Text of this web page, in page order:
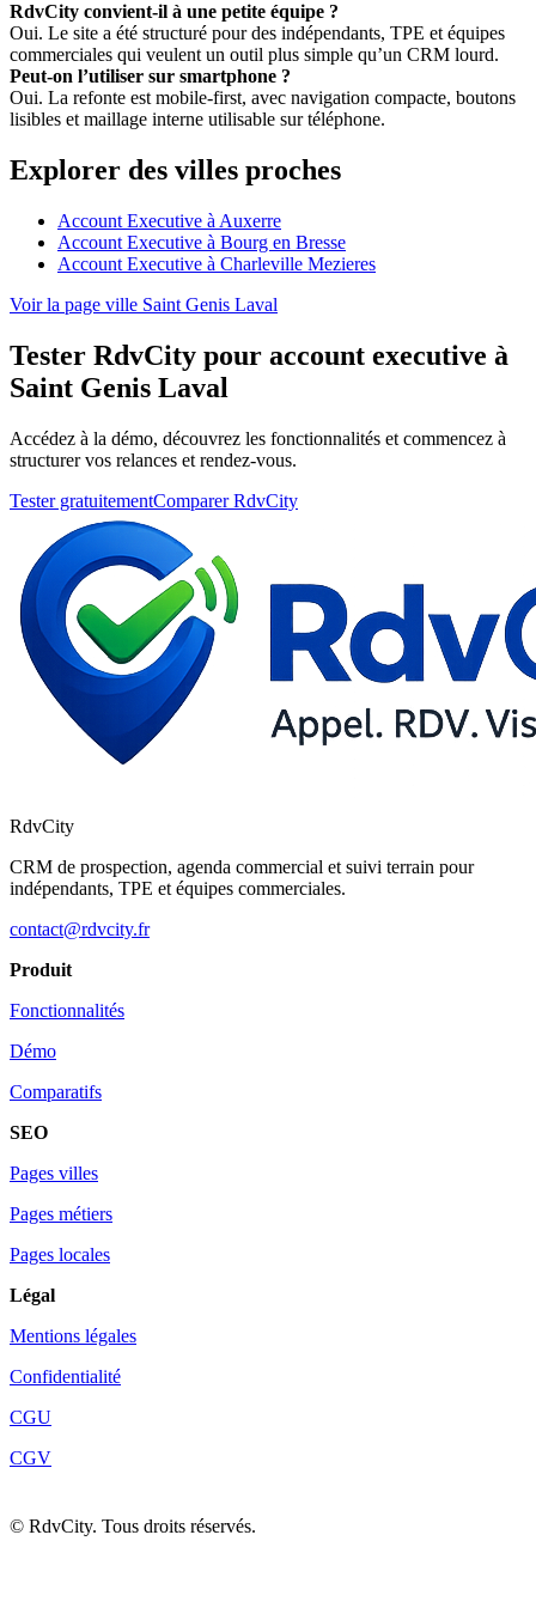
RdvCity convient-il à une petite équipe ?
Oui. Le site a été structuré pour des indépendants, TPE et équipes
commerciales qui veulent un outil plus simple qu’un CRM lourd.
Peut-on l’utiliser sur smartphone ?
Oui. La refonte est mobile-first, avec navigation compacte, boutons
lisibles et maillage interne utilisable sur téléphone.
Explorer des villes proches
Account Executive à Auxerre
Account Executive à Bourg en Bresse
Account Executive à Charleville Mezieres
Voir la page ville Saint Genis Laval
Tester RdvCity pour account executive à
Saint Genis Laval
Accédez à la démo, découvrez les fonctionnalités et commencez à
structurer vos relances et rendez-vous.
Tester gratuitementComparer RdvCity
RdvCity
CRM de prospection, agenda commercial et suivi terrain pour
indépendants, TPE et équipes commerciales.
contact@rdvcity.fr
Produit
Fonctionnalités
Démo
Comparatifs
SEO
Pages villes
Pages métiers
Pages locales
Légal
Mentions légales
Confidentialité
CGU
CGV
© RdvCity. Tous droits réservés.